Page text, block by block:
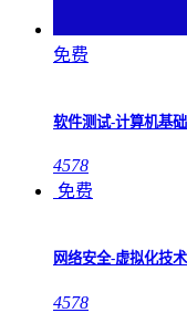
免费
软件测试-计算机基
4578
免费
网络安全-虚拟化技术
4578